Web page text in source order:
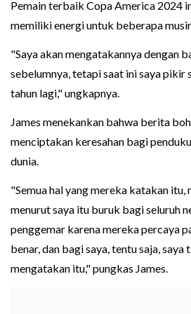
Pemain terbaik Copa America 2024
memiliki energi untuk beberapa
"Saya akan mengatakannya dengan
sebelumnya, tetapi saat ini saya pikir
tahun lagi," ungkapnya.
James menekankan bahwa berita
menciptakan keresahan bagi
dunia.
"Semua hal yang mereka katakan itu,
menurut saya itu buruk bagi seluruh
penggemar karena mereka percaya
benar, dan bagi saya, tentu saja, saya
mengatakan itu," pungkas James.